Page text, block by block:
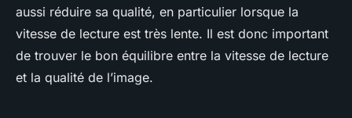
aussi réduire sa qualité, en particulier lorsque la
vitesse de lecture est très lente. Il est donc important
de trouver le bon équilibre entre la vitesse de lecture
et la qualité de l’image.